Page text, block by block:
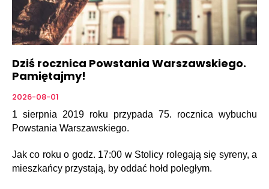
Dziś rocznica Powstania Warszawskiego.
Pamiętajmy!
2026-08-01
1 sierpnia 2019 roku przypada 75. rocznica wybuchu
Powstania Warszawskiego.
Jak co roku o godz. 17:00 w Stolicy rolegają się syreny, a
mieszkańcy przystają, by oddać hołd poległym.